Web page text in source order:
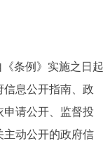
条例》实施之日起
息公开指南、政
申请公开、监督投
主动公开的政府信